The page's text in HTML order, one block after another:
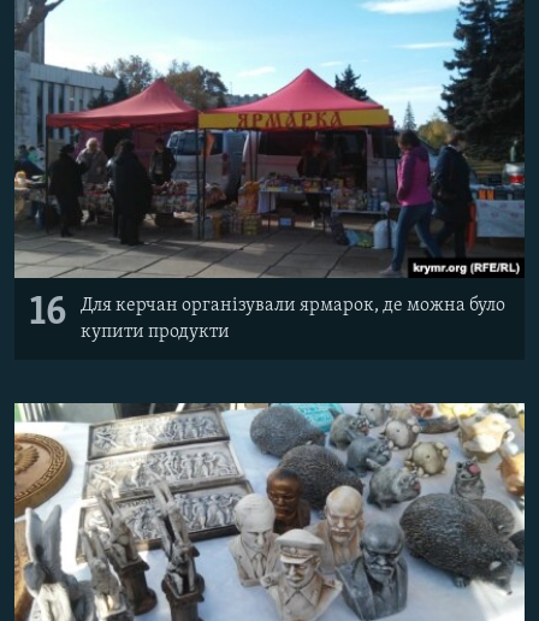
16
Для керчан організували ярмарок, де можна було
купити продукти